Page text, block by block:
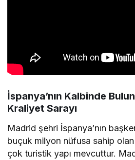
İspanya’nın Kalbinde
Kraliyet Sarayı
Madrid şehri İspanya’nın
buçuk milyon nüfusa sahip
çok turistik yapı mevcuttur.